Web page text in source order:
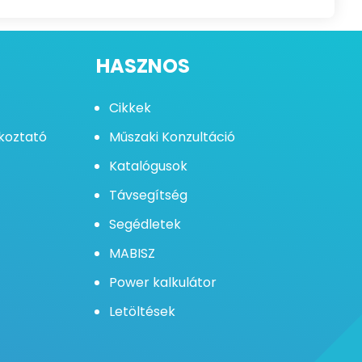
HASZNOS
Cikkek
Műszaki Konzultáció
Katalógusok
Távsegítség
Segédletek
MABISZ
Power kalkulátor
Letöltések